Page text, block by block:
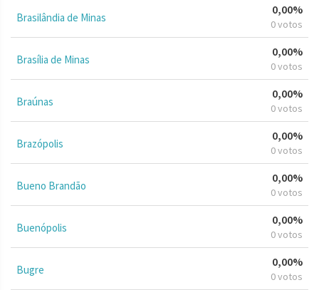
Brasilândia de Minas
0,00%
0 votos
Brasília de Minas
0,00%
0 votos
Braúnas
0,00%
0 votos
Brazópolis
0,00%
0 votos
Bueno Brandão
0,00%
0 votos
Buenópolis
0,00%
0 votos
Bugre
0,00%
0 votos